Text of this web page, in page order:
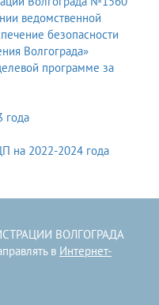
ведомственной
безопасности
Волгограда»
программе за
года
об утверждении ВЦП на 2022-2024 года
ВОЛГОГРАДА
в Интернет-